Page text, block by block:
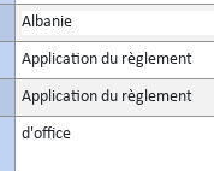
Albanie
Application du règlement
Application du règlement
d'office